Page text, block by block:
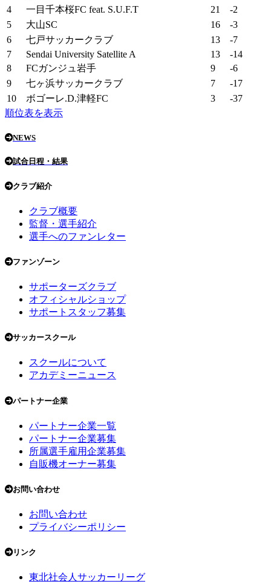
4 一目千本桜FC feat. S.U.F.T 21
-2
5
大山SC 16
-3
6
七戸サッカークラブ 13
-7
7
Sendai University Satellite A 13
-14
8
FCガンジュ岩手 9
-6
9
七ヶ浜サッカークラブ 7
-17
10
ボゴーレ.D.津軽FC 3
-37
順位表を表示
NEWS
試合日程・結果
クラブ紹介
クラブ概要
監督・選手紹介
選手へのファンレター
ファンゾーン
サポーターズクラブ
オフィシャルショップ
サポートスタッフ募集
サッカースクール
スクールについて
アカデミーニュース
パートナー企業
パートナー企業一覧
パートナー企業募集
所属選手雇用企業募集
自販機オーナー募集
お問い合わせ
お問い合わせ
プライバシーポリシー
リンク
東北社会人サッカーリーグ